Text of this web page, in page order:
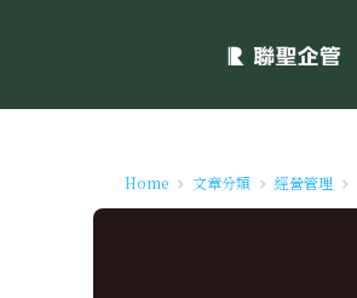
Home 文章分類 經營管理